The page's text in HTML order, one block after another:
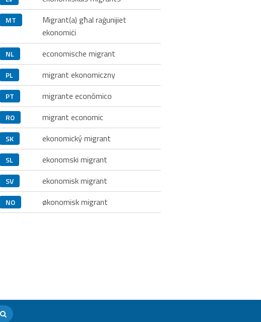
MT
Migrant(a) għal raġunijiet
ekonomiċi
NL economische migrant
PL migrant ekonomiczny
PT migrante económico
RO migrant economic
SK ekonomický migrant
SL ekonomski migrant
SV ekonomisk migrant
NO økonomisk migrant